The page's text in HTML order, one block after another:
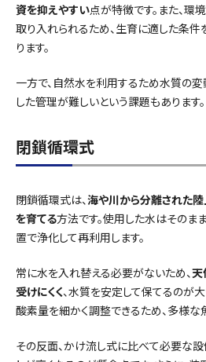
資を抑えやすい点が特徴です。また、環
取り入れられるため、生育に適した条件
ります。
一方で、自然水を利用するため水質の
した管理が難しいという課題もあります。
閉鎖循環式
閉鎖循環式は、海や川から分離された
を育てる方法です。使用した水はそのま
置で浄化して再利用します。
常に水を入れ替える必要がないため、天
受けにくく、水質を安定して保てるのが
酸素量を細かく調整できるため、多様な
その反面、かけ流し式に比べて必要な